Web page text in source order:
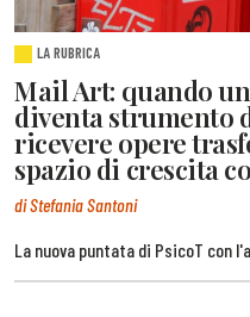
LA RUBRICA
Mail Art: quando
diventa strumento
ricevere opere
spazio di crescita
di Stefania Santoni
La nuova puntata di PsicoT con